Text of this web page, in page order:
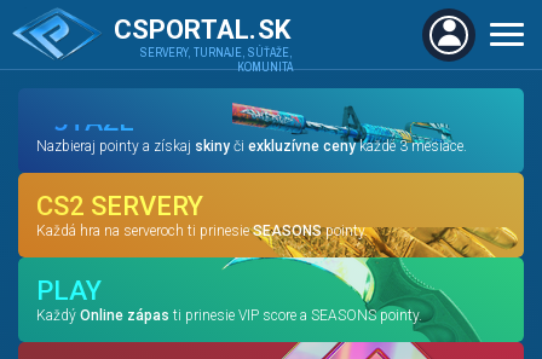
CSPORTAL.SK
SERVERY, TURNAJE, SÚŤAŽE,
KOMUNITA
SÚŤAŽE
Nazbieraj pointy a získaj skiny či exkluzívne cenykaždé 3 mesiace.
CS2 SERVERY
Každá hra na serveroch ti prinesieSEASONSpointy.
PLAY
Každý Online zápas ti prinesie VIP score a SEASONS pointy.